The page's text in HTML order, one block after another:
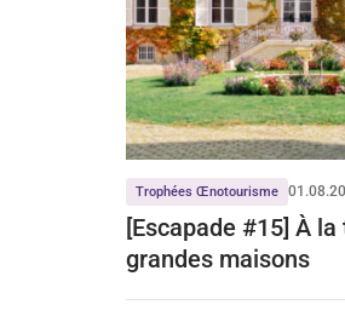
Trophées Œnotourisme
[Escapade #15] À
grandes maisons